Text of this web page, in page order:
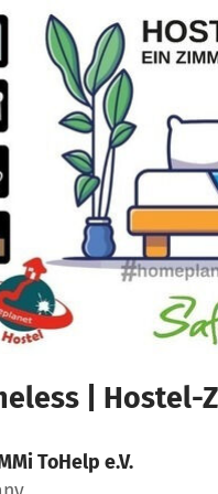
| Hostel-
ToHelp e.V.